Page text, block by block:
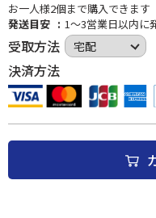
お一人様2個まで購入できます
発送目安
1～3営業日以内に
受取方法
決済方法